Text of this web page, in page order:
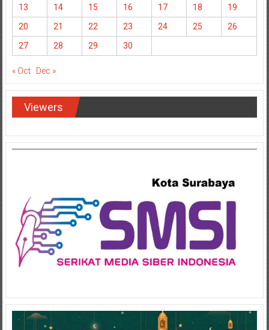
13 14 15 16 17 18
19
20
21 22 23 24 25
26
27
28 29 30
« Oct Dec »
Viewers